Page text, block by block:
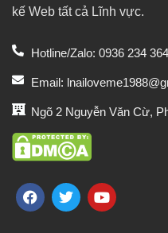
kế Web tất cả Lĩnh vực.
Hotline/Zalo: 0936 234 364
Email:
Ngõ 2 Nguyễn Văn Cừ,